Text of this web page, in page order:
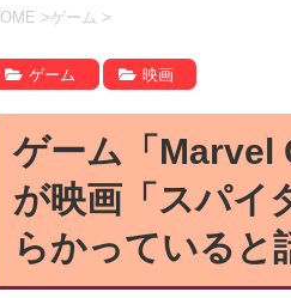
>ゲーム >
ゲーム 映画
ゲーム「Marvel
が映画「スパイ
らかっていると